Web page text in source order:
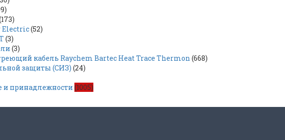
Electric(52)
(3)
(3)
кабель Raychem Bartec Heat Trace Thermon (668)
защиты (СИЗ) (24)
и принадлежности (1005)